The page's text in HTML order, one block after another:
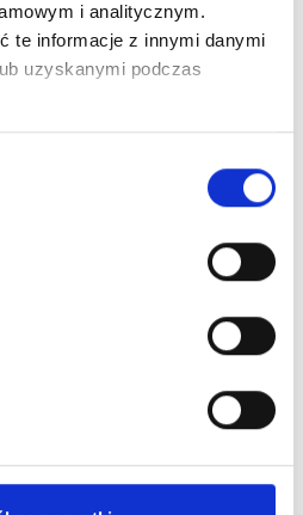
i analitycznym.
te informacje z innymi danymi
uzyskanymi podczas
555
zasobnika na butan,